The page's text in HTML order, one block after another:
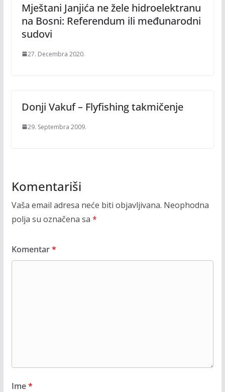
Mještani Janjića ne žele hidroelektranu
na Bosni: Referendum ili međunarodni
sudovi
27. Decembra 2020.
Donji Vakuf – Flyfishing takmičenje
29. Septembra 2009.
Komentariši
Vaša email adresa neće biti objavljivana. Neophodna
polja su označena sa *
Komentar*
Ime*